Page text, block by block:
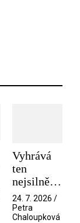
Vyhrává
ten
nejsilnější
/ V nitru
manosféry
24. 7. 2026 /
Petra
Chaloupková